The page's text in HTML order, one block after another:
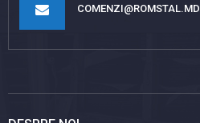
COMENZI@ROMSTAL.MD